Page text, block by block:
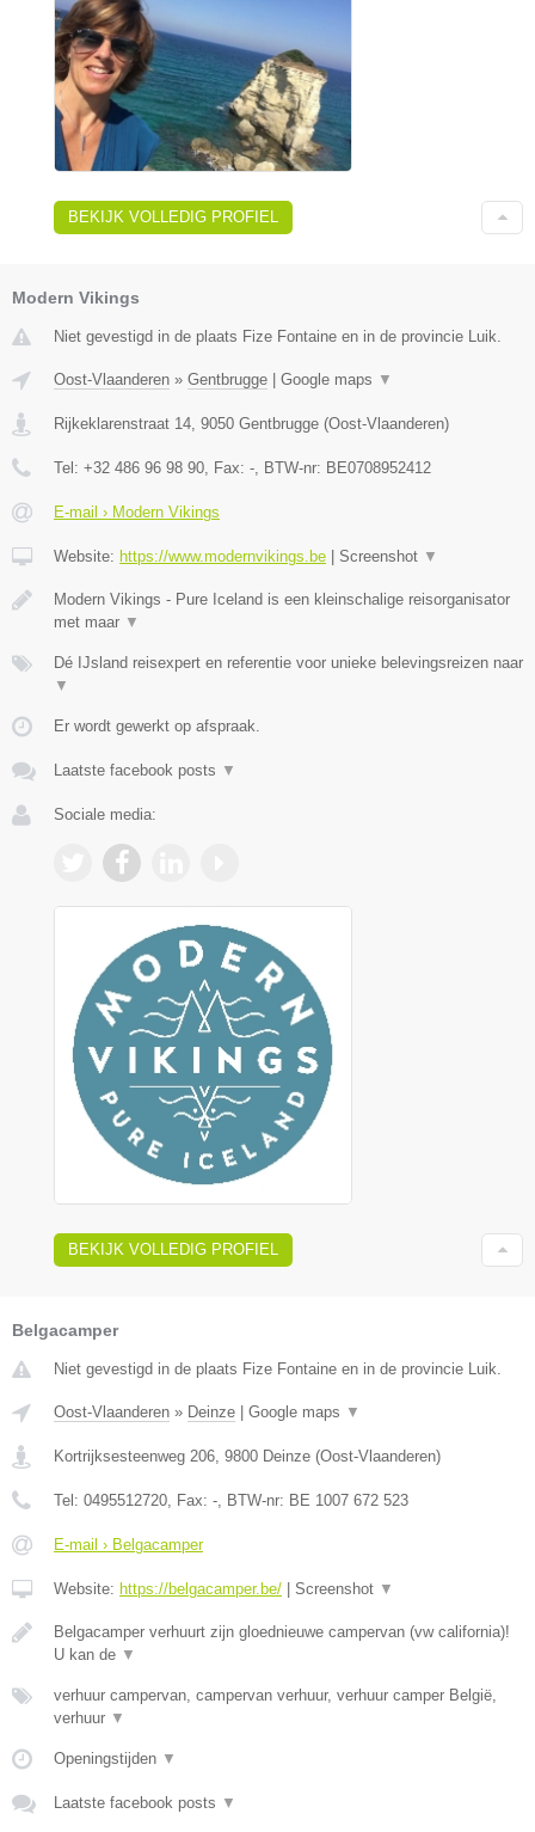
BEKIJK VOLLEDIG PROFIEL
Modern Vikings
Niet gevestigd in de plaats Fize Fontaine en in de provincie Luik.
Oost-Vlaanderen » Gentbrugge Google maps ▼
Rijkeklarenstraat 14, 9050 Gentbrugge (Oost-Vlaanderen)
Tel: +32 486 96 98 90, Fax: -, BTW-nr: BE0708952412
E-mail › Modern Vikings
Website: https://www.modernvikings.be Screenshot ▼
Modern Vikings - Pure Iceland is een kleinschalige reisorganisator
met maar ▼
Dé IJsland reisexpert en referentie voor unieke belevingsreizen naar
▼
Er wordt gewerkt op afspraak.
Laatste facebook posts ▼
Sociale media:
BEKIJK VOLLEDIG PROFIEL
Belgacamper
Niet gevestigd in de plaats Fize Fontaine en in de provincie Luik.
Oost-Vlaanderen » Deinze Google maps ▼
Kortrijksesteenweg 206, 9800 Deinze (Oost-Vlaanderen)
Tel: 0495512720, Fax: -, BTW-nr: BE 1007 672 523
E-mail › Belgacamper
Website: https://belgacamper.be/ Screenshot ▼
Belgacamper verhuurt zijn gloednieuwe campervan (vw california)!
U kan de ▼
verhuur campervan, campervan verhuur, verhuur camper België,
verhuur ▼
Openingstijden ▼
Laatste facebook posts ▼